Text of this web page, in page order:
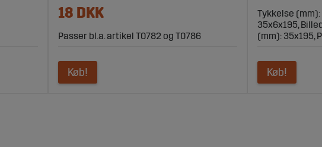
18 DKK
Passer bl.a. artikel T0782 og T0786
Køb!
Tykkelse
35x6x195,
(mm): 35x195,
Køb!